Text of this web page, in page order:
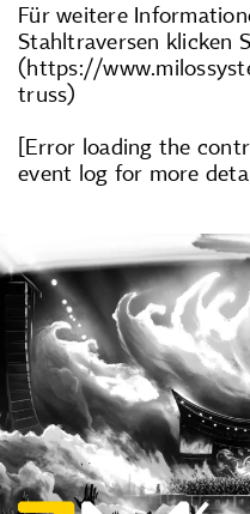
Für weitere
Stahltraversen klicken
(https://
truss)
[Error loading the
event log for more